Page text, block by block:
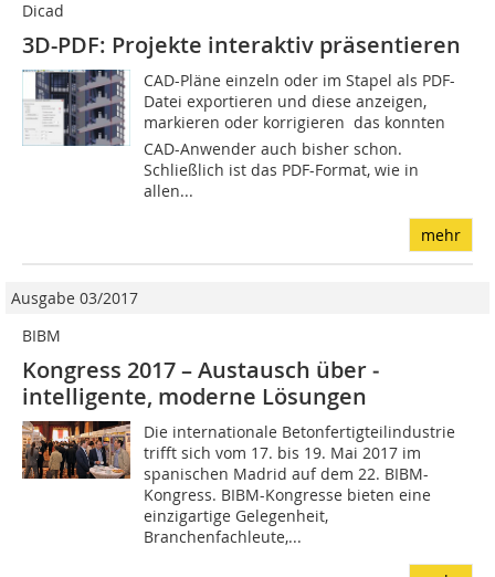
Dicad
3D-PDF: Projekte interaktiv präsentieren
CAD-Pläne einzeln oder im Stapel als PDF-
Datei exportieren und diese anzeigen,
markieren oder korrigieren  das konnten
CAD-Anwender auch bisher schon.
Schließlich ist das PDF-Format, wie in
allen...
mehr
Ausgabe 03/2017
BIBM
Kongress 2017 – Austausch über ­
intelligente, moderne Lösungen
Die internationale Betonfertigteilindustrie
trifft sich vom 17. bis 19. Mai 2017 im
spanischen Madrid auf dem 22. BIBM-
Kongress. BIBM-Kongresse bieten eine
einzigartige Gelegenheit,
Branchenfachleute,...